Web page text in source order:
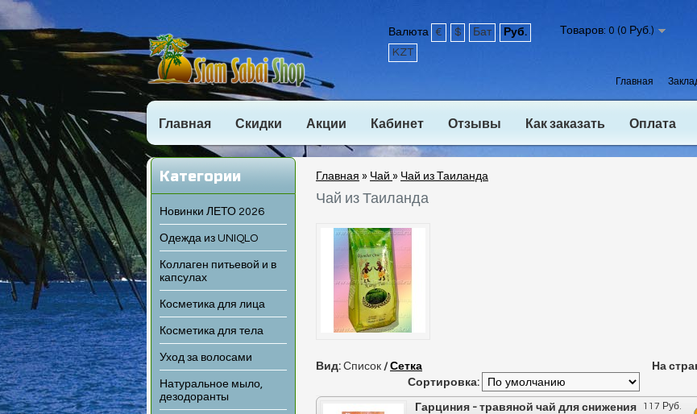
Валюта € $ Бат
Руб.
KZT
Товаров: 0 (0 Руб.)
Главная
Главная Скидки Акции Кабинет Отзывы Как заказать Оплата
Категории
Новинки ЛЕТО 2026
Одежда из UNIQLO
Коллаген питьевой и в
капсулах
Косметика для лица
Косметика для тела
Уход за волосами
Натуральное мыло,
дезодоранты
Главная » Чай » Чай из Таиланда
Чай из Таиланда
Вид: Список / Сетка
На
Сортировка:
117 Руб.
Гарциния - травяной чай для снижения